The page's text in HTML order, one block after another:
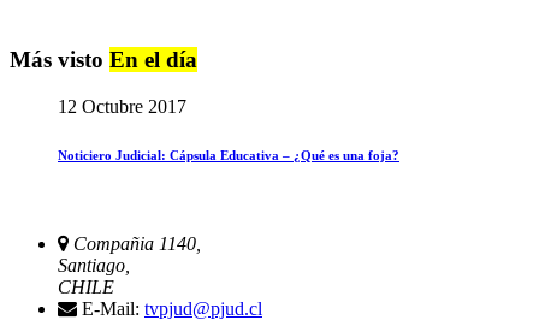
Más visto En el día
12 Octubre 2017
Noticiero Judicial: Cápsula Educativa – ¿Qué es una foja?
Compañia 1140,
Santiago,
CHILE
E-Mail: tvpjud@pjud.cl